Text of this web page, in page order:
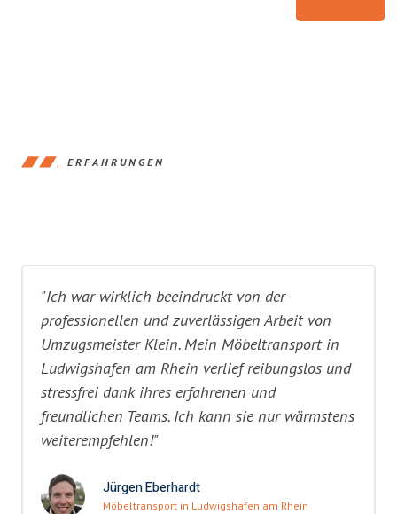
ERFAHRUNGEN
"Ich war wirklich beeindruckt von der
professionellen und zuverlässigen Arbeit von
Umzugsmeister Klein. Mein Möbeltransport in
Ludwigshafen am Rhein verlief reibungslos und
stressfrei dank ihres erfahrenen und
freundlichen Teams. Ich kann sie nur wärmstens
weiterempfehlen!"
Jürgen Eberhardt
Möbeltransport in Ludwigshafen am Rhein